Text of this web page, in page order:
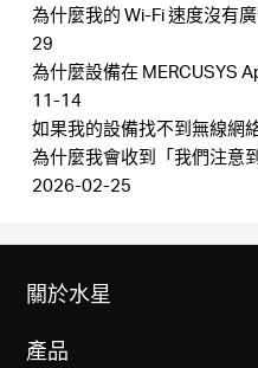
為什麼我的 Wi-Fi 速度沒有
29
為什麼設備在 MERCUSYS
11-14
如果我的設備找不到無線網
為什麼我會收到「我們注意
2026-02-25
關於水星
產品